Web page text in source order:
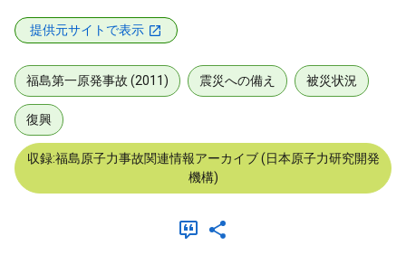
提供元サイトで表示
福島第一原発事故 (2011) 震災への備え 被災状況
復興
収録:福島原子力事故関連情報アーカイブ (日本原子力研究開発
機構)